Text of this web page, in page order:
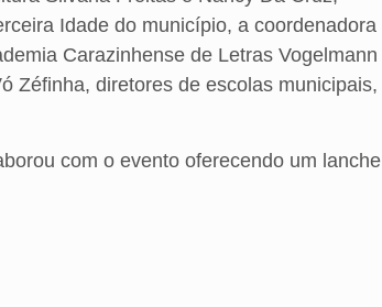
Idade do município, a coordenadora
Carazinhense de Letras Vogelmann
Zéfinha, diretores de escolas municipais,
com o evento oferecendo um lanche